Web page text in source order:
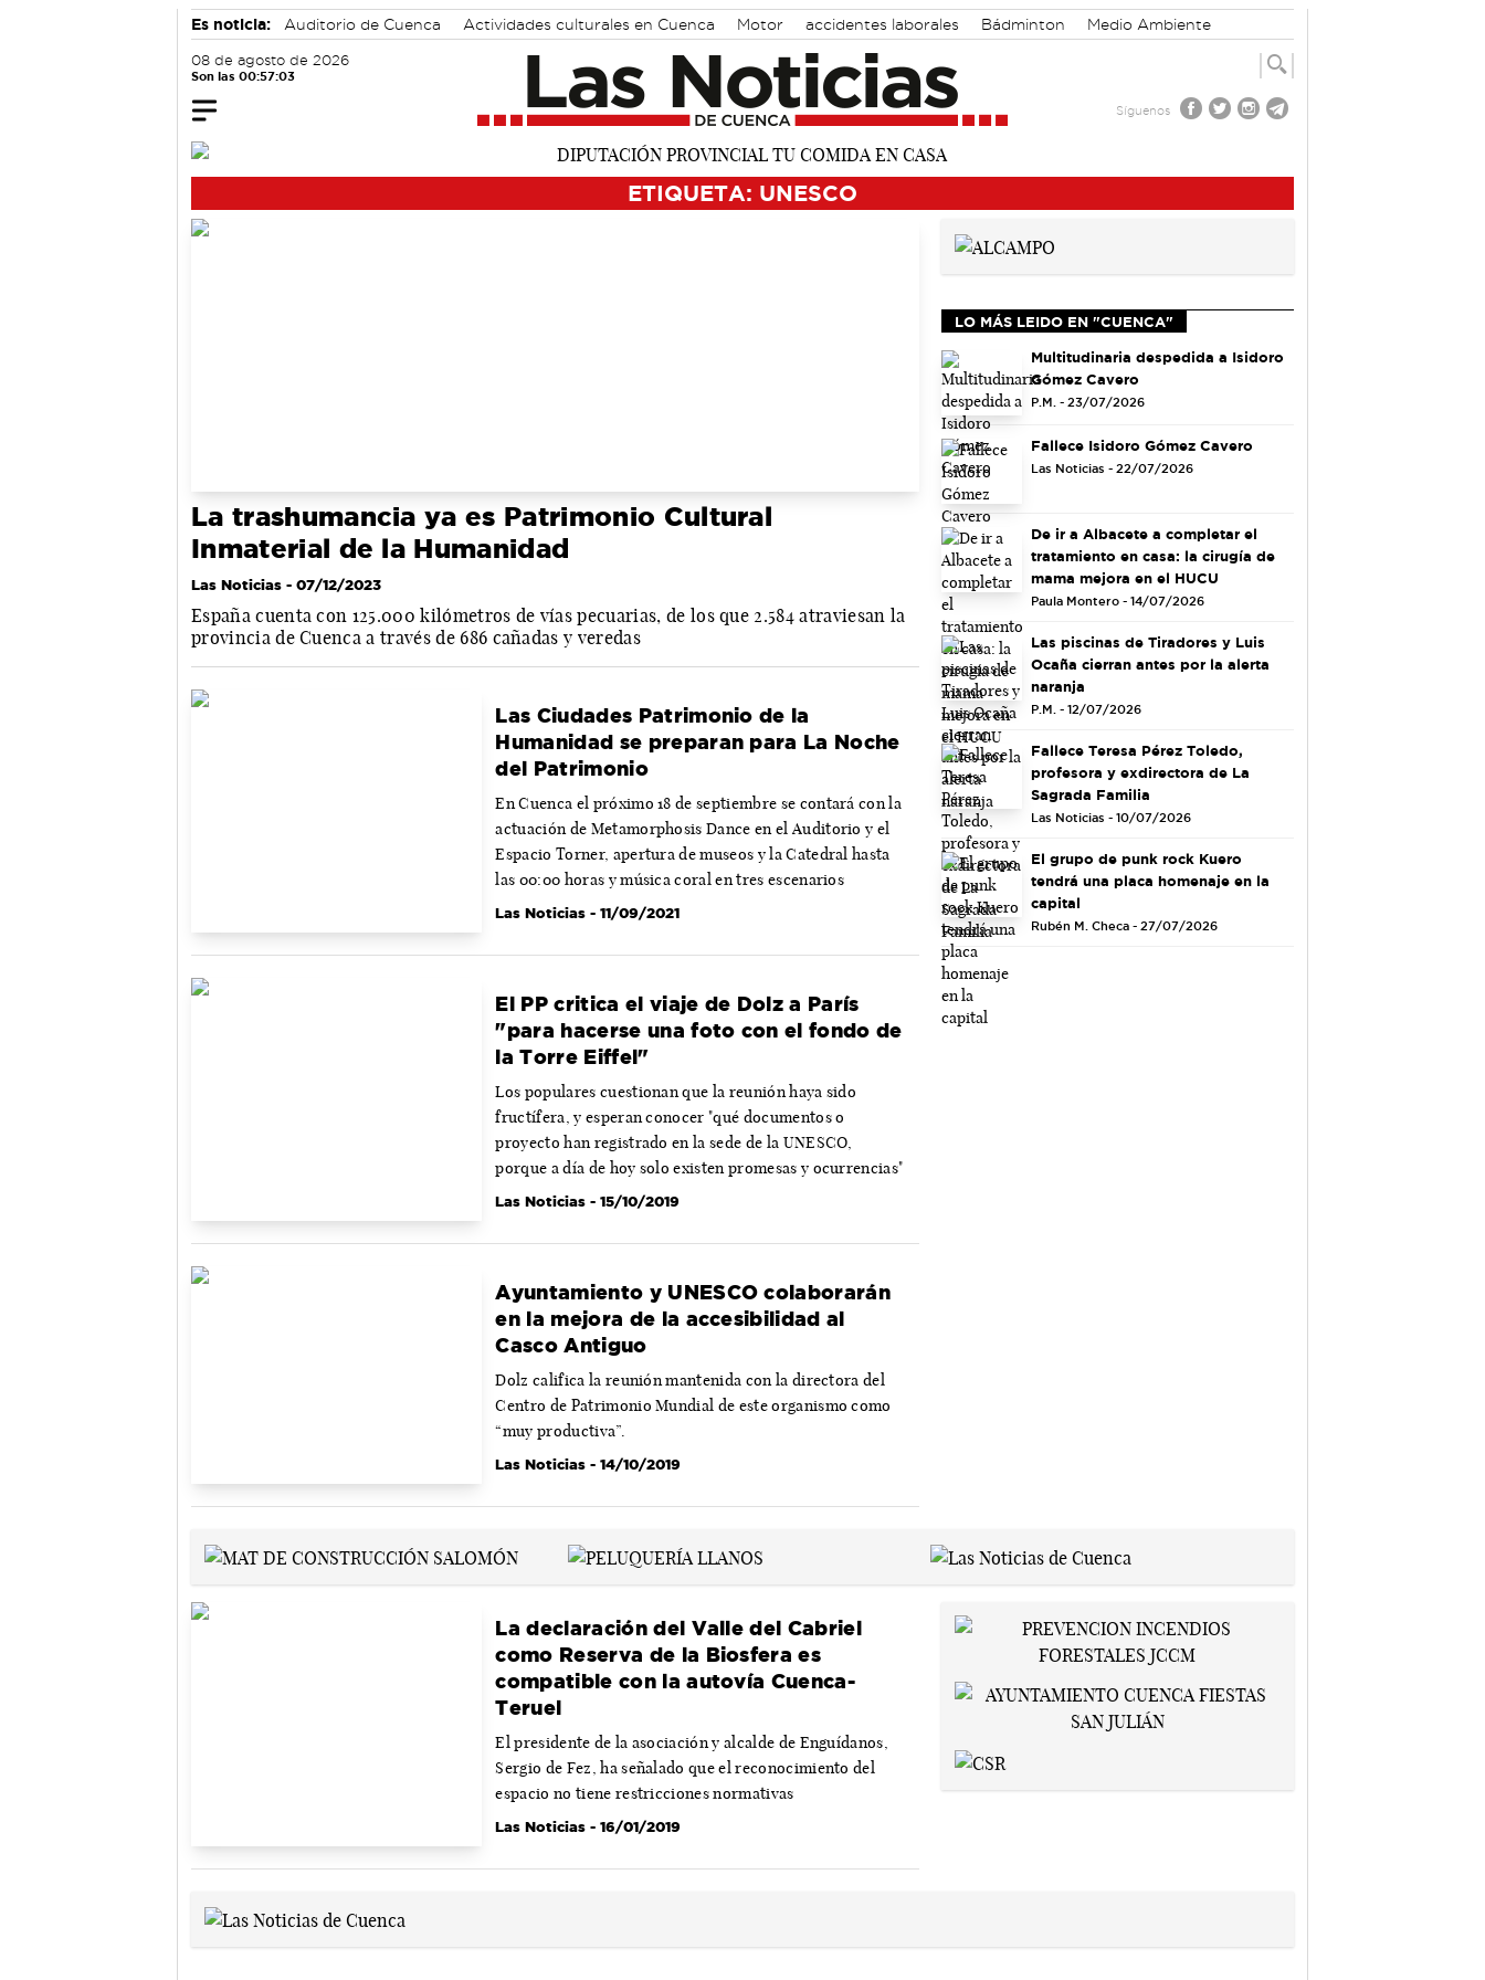
Es noticia: Auditorio de Cuenca Actividades culturales en Cuenca Motor accidentes laborales Bádminton
Medio Ambiente
08 de agosto de 2026
Son las 00:57:04
Síguenos
ETIQUETA: UNESCO
La trashumancia ya es Patrimonio Cultural
Inmaterial de la Humanidad
Las Noticias - 07/12/2023
España cuenta con 125.000 kilómetros de vías pecuarias, de los que 2.584 atraviesan la
provincia de Cuenca a través de 686 cañadas y veredas
Las Ciudades Patrimonio de la
Humanidad se preparan para La Noche
del Patrimonio
En Cuenca el próximo 18 de septiembre se contará con la
actuación de Metamorphosis Dance en el Auditorio y el
Espacio Torner, apertura de museos y la Catedral hasta
las 00:00 horas y música coral en tres escenarios
Las Noticias - 11/09/2021
El PP critica el viaje de Dolz a París
"para hacerse una foto con el fondo de
la Torre Eiffel"
Los populares cuestionan que la reunión haya sido
fructífera, y esperan conocer "qué documentos o
proyecto han registrado en la sede de la UNESCO,
porque a día de hoy solo existen promesas y ocurrencias"
Las Noticias - 15/10/2019
Ayuntamiento y UNESCO colaborarán
en la mejora de la accesibilidad al
Casco Antiguo
Dolz califica la reunión mantenida con la directora del
Centro de Patrimonio Mundial de este organismo como
“muy productiva”.
Las Noticias - 14/10/2019
LO MÁS LEIDO EN "CUENCA"
Multitudinaria despedida a Isidoro
Gómez Cavero
P.M. - 23/07/2026
Fallece Isidoro Gómez Cavero
Las Noticias - 22/07/2026
De ir a Albacete a completar el
tratamiento en casa: la cirugía de
mama mejora en el HUCU
Paula Montero - 14/07/2026
Las piscinas de Tiradores y Luis
Ocaña cierran antes por la alerta
naranja
P.M. - 12/07/2026
Fallece Teresa Pérez Toledo,
profesora y exdirectora de La
Sagrada Familia
Las Noticias - 10/07/2026
El grupo de punk rock Kuero
tendrá una placa homenaje en la
capital
Rubén M. Checa - 27/07/2026
La declaración del Valle del Cabriel
como Reserva de la Biosfera es
compatible con la autovía Cuenca-
Teruel
El presidente de la asociación y alcalde de Enguídanos,
Sergio de Fez, ha señalado que el reconocimiento del
espacio no tiene restricciones normativas
Las Noticias - 16/01/2019